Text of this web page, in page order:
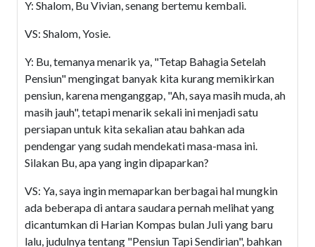
Y: Shalom, Bu Vivian, senang bertemu kembali.
VS: Shalom, Yosie.
Y: Bu, temanya menarik ya, "Tetap Bahagia Setelah
Pensiun" mengingat banyak kita kurang memikirkan
pensiun, karena menganggap, "Ah, saya masih muda, ah
masih jauh", tetapi menarik sekali ini menjadi satu
persiapan untuk kita sekalian atau bahkan ada
pendengar yang sudah mendekati masa-masa ini.
Silakan Bu, apa yang ingin dipaparkan?
VS: Ya, saya ingin memaparkan berbagai hal mungkin
ada beberapa di antara saudara pernah melihat yang
dicantumkan di Harian Kompas bulan Juli yang baru
lalu, judulnya tentang "Pensiun Tapi Sendirian", bahkan